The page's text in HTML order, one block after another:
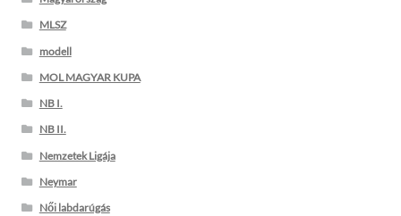
MLSZ
modell
MOL MAGYAR KUPA
NB I.
NB II.
Nemzetek Ligája
Neymar
Női labdarúgás